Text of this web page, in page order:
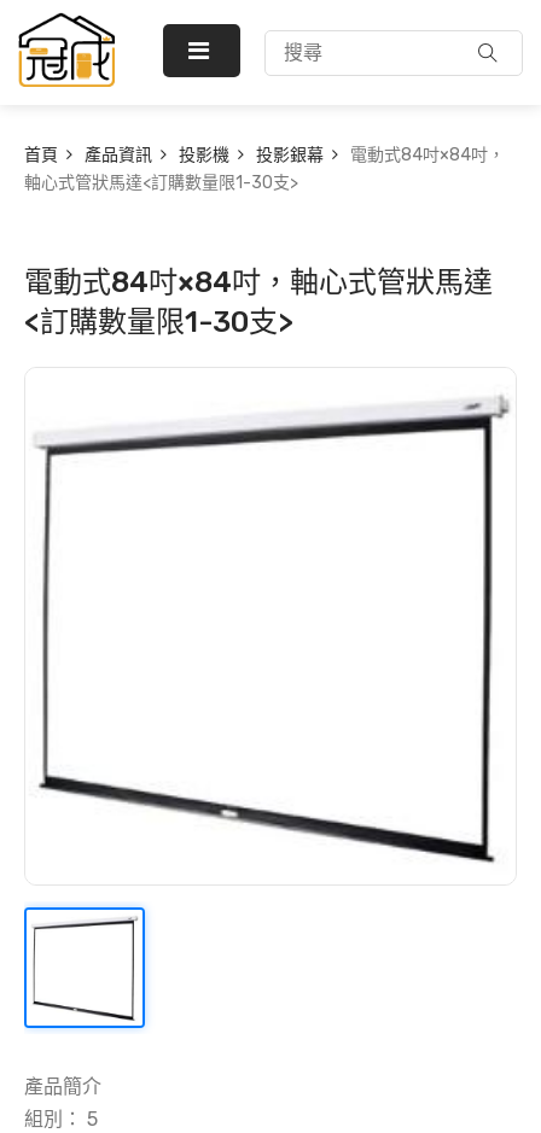
首頁 產品資訊 投影機 投影銀幕
電動式84吋×84吋，
軸心式管狀馬達<訂購數量限1-30支>
電動式84吋×84吋，軸心式管狀馬達
<訂購數量限1-30支>
產品簡介
組別： 5